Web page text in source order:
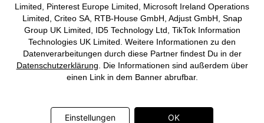
Limited, Pinterest Europe Limited, Microsoft Ireland Operations
Limited, Criteo SA, RTB-House GmbH, Adjust GmbH, Snap
Group UK Limited, ID5 Technology Ltd, TikTok Information
Technologies UK Limited. Weitere Informationen zu den
Datenverarbeitungen durch diese Partner findest Du in der
Datenschutzerklärung . Die Informationen sind außerdem über
einen Link in dem Banner abrufbar.
Einstellungen OK